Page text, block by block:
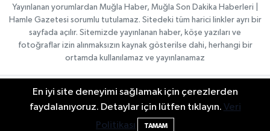
Yayınlanan yorumlardan Muğla Haber, Muğla Son Dakika Haberleri |
Hamle Gazetesi sorumlu tutulamaz. Sitedeki tüm harici linkler ayrı bir
sayfada açılır. Sitemizde yayınlanan haber, köşe yazıları ve
fotoğraflar izin alınmaksızın kaynak gösterilse dahi, herhangi bir
ortamda kullanılamaz ve yayınlanamaz
Gizlilik Sözleşmesi
Veri Politikası
Haber Yazılımı:
TE Bilişim
| Copyright © 2026
En iyi site deneyimi sağlamak için çerezlerden
faydalanıyoruz. Detaylar için lütfen tıklayın. Veri
Politikası
TAMAM